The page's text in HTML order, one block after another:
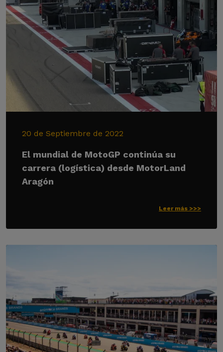
20 de Septiembre de 2022
El mundial de MotoGP continúa su
carrera (logística) desde MotorLand
Aragón
Leer más >>>